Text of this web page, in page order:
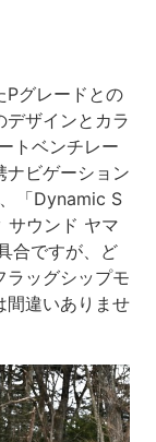
Pグレードとの
ザインとカラ
トベンチレー
ナビゲーション
「Dynamic S
ウンド ヤマ
合ですが、ど
ラッグシップモ
間違いありませ